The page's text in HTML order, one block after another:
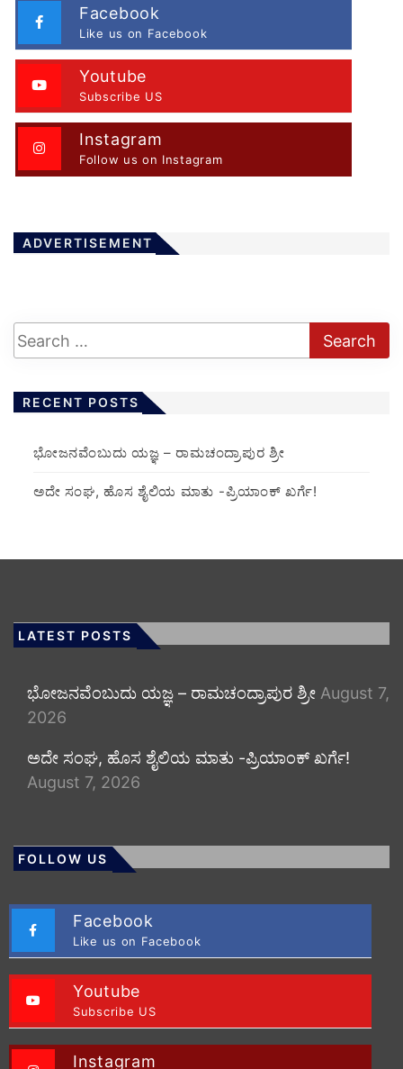
Facebook
Like us on Facebook
Youtube
Subscribe US
Instagram
Follow us on Instagram
ADVERTISEMENT
RECENT POSTS
ಭೋಜನವೆಂಬುದು ಯಜ್ಞ – ರಾಮಚಂದ್ರಾಪುರ ಶ್ರೀ
ಅದೇ ಸಂಘ, ಹೊಸ ಶೈಲಿಯ ಮಾತು -ಪ್ರಿಯಾಂಕ್ ಖರ್ಗೆ!
LATEST POSTS
ಭೋಜನವೆಂಬುದು ಯಜ್ಞ – ರಾಮಚಂದ್ರಾಪುರ ಶ್ರೀ August 7,
2026
ಅದೇ ಸಂಘ, ಹೊಸ ಶೈಲಿಯ ಮಾತು -ಪ್ರಿಯಾಂಕ್ ಖರ್ಗೆ!
August 7, 2026
FOLLOW US
Facebook
Like us on Facebook
Youtube
Subscribe US
Instagram